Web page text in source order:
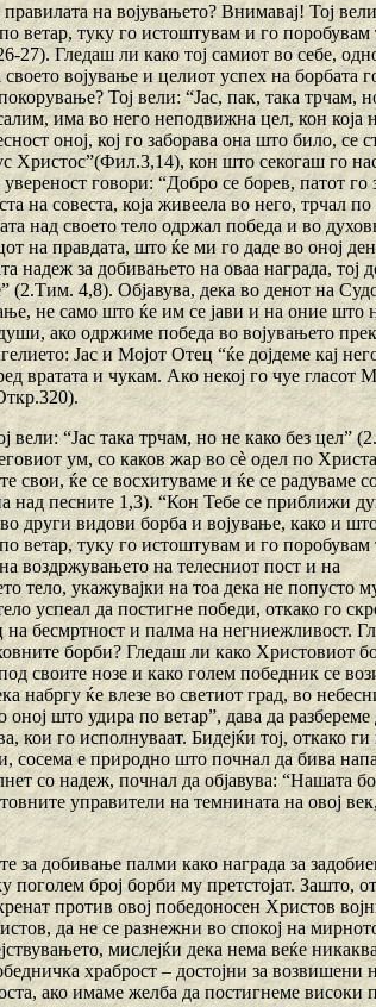
на војувањето? Внимавај! Тој
ветар, туку го истоштувам и го поробувам
27). Гледаш ли како тој самиот во себе,
војување и целиот успех на борбата
Тој вели: “Јас, пак, така трчам,
има во него неподвижна цел, кон која
оној, кој го заборава она што било, се
Христос”(Фил.3,14), кон што секогаш го
говори: “Добро се борев, патот
на совеста, која живеела во него, трчал по
над своето тело одржал победа и во
на правдата, што ќе ми го даде во оној
надеж за добивањето на оваа награда, тој
(2.Тим. 4,8). Објавува, дека во денот на
не само што ќе им се јави и на оние што
ако одржиме победа во војувањето
Јас и Мојот Отец “ќе дојдеме кај
вратата и чукам. Ако некој го чуе гласот
“Јас така трчам, но не како без цел”
ум, со каков жар во сѐ одел пo
свои, ќе се восхитуваме и ќе се радуваме
над песните 1,3). “Кон Тебе се приближи
други видови борба и војување, како и
ветар, туку го истоштувам и го поробувам
воздржувањето на телесниот пост и на
тело, укажувајки на тоа дека не попусто
успеал да постигне победи, откако го
бесмртност и палма на негниежливост.
борби? Гледаш ли како Христовиот
своите нозе и како голем победник се
набргу ќе влезе во светиот град, во
што удира по ветар”, дава да разбереме
кои го исполнуваат. Бидејќи тој, откако ги
сосема е природно што почнал да бива
со надеж, почнал да објавува: “Нашата
управители на темнината на овој
за добивање палми како награда за
број борби му претстојат. Зашто,
против овој победоносен Христов
да не се разнежни во спокој на
мислејќи дека нема веќе
храброст – достојни за возвишени
ако имаме желба да постигнеме високи